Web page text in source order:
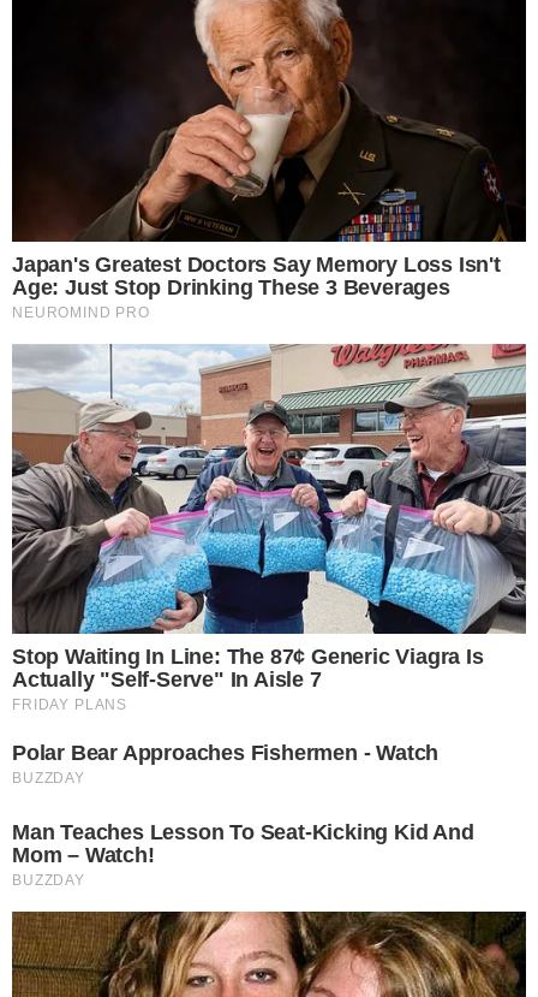
ก็อย่ า งที่รู้กันว่าได้มาจากกล้วย และส่วนใหญ่จะเป็นปลีจากกล้วย
น้ำว้า เพราะจะมีความฝาดที่น้อยกว่ากล้วยชนิดอื่น อีกทั้งยังหาได้
ง่ายกว่า เมื่อได้หัวปลีมาเราก็จะปอกเอาเปลือกท่เป็นสีแดงออกก่อน
แล้วนำส่วนที่เป็นสีขาวด้านในมาประกอบเป็นอาหาร ที่นิยมส่วนใหญ่
จะนำมาทำเป็นแกง ผัด และทานแบบสดเป็นเครื่องเคียงกับน้ำพริก
หรือหลนเต้าเจี้ยว รับรองอร่อยมาก อีกทั้งยังมีสรรพคุณช่วยแก้โ ร ค
ความดัน โลหิตจาง และแก้ร้อนในได้
ผักของไ ท ยนี่แหละดี ทานให้เป็นย า ก็ได้ ทานให้เป็นอาหารเสริม
แร่ธาตุ และวิตามินก็ได้ มีคุณสมบัติเป็นตัวช่วยในการชะลอร่างกาย
ไม่ให้แก่ก่อนวัย ทำให้ระบบต่างๆในร่างกายสมบูรณ์ไม่สึกหรอง่ายๆ
อีกทั้งยังช่วยบำรุ ง ส ม อง ทำให้ความจำดีขึ้น แบบนี้ใครยังไม่ได้
ลอง ก็หามารับประทานกันเสียตั้งแต่ตอนนี้ ทานบ่อยๆได้ ขอแค่
ปราศจาก ส า ร เค มี ก็พอ
ขอขอบคุณที่มา Postsod